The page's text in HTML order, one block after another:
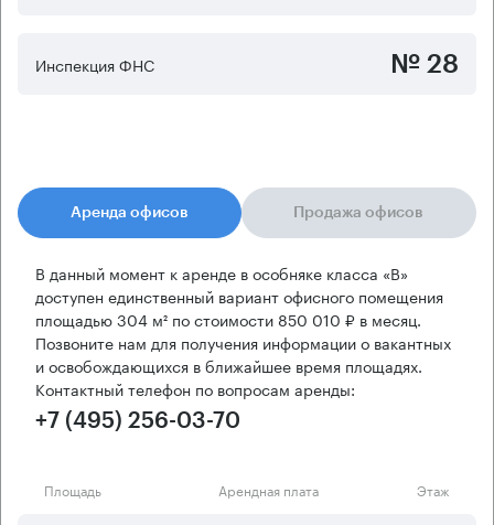
Инспекция ФНС № 28
Аренда офисов Продажа офисов
В данный момент к аренде в особняке класса «B»
доступен единственный вариант офисного помещения
площадью 304 м² по стоимости 850 010 ₽ в месяц.
Позвоните нам для получения информации о вакантных
и освобождающихся в ближайшее время площадях.
Контактный телефон по вопросам аренды:
+7 (495) 256-03-70
Площадь Арендная плата Этаж